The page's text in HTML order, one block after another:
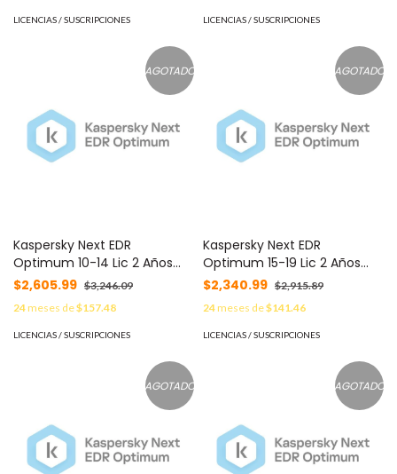
LICENCIAS / SUSCRIPCIONES LICENCIAS / SUSCRIPCIONES
AGOTADO
Kaspersky Next EDR
Optimum 10-14 Lic 2 Años
C/U KL4066ZAKDS -
$2,605.99 $3,246.09
24meses de$157.48
LICENCIAS / SUSCRIPCIONES
AGOTADO
Kaspersky Next EDR
Optimum 15-19 Lic 2 Años
C/U KL4066ZAMDS -
$2,340.99 $2,915.89
24meses de$141.46
LICENCIAS / SUSCRIPCIONES
AGOTADO AGOTADO